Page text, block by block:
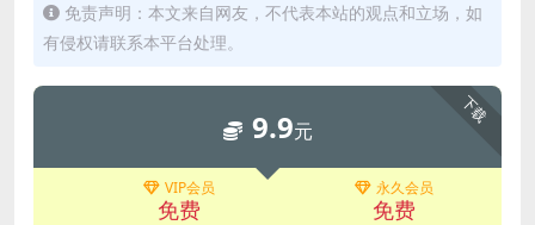
免责声明：本文来自网友，不代表本站的观点和立场，如
有侵权请联系本平台处理。
下载
9.9元
VIP会员
免费
永久会员
免费